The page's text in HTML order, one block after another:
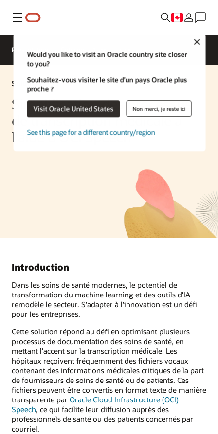
Menu
Would you like to visit an Oracle country site closer
to you?
Souhaitez-vous visiter le site d’un pays Oracle plus
proche ?
Visit Oracle United States Non merci, je reste ici
See this page for a different country/region
Présentation
Solution IA
Simplification des processus
de transcription médicale à
l'aide d'OCI Speech
Introduction
Dans les soins de santé modernes, le potentiel de
transformation du machine learning et des outils d'IA
remodèle le secteur. S'adapter à l'innovation est un défi
pour les entreprises.
Cette solution répond au défi en optimisant plusieurs
processus de documentation des soins de santé, en
mettant l'accent sur la transcription médicale. Les
hôpitaux reçoivent fréquemment des fichiers vocaux
contenant des informations médicales critiques de la part
de fournisseurs de soins de santé ou de patients. Ces
fichiers peuvent être convertis en format texte de manière
transparente par Oracle Cloud Infrastructure (OCI)
Speech, ce qui facilite leur diffusion auprès des
professionnels de santé ou des patients concernés par
courriel.